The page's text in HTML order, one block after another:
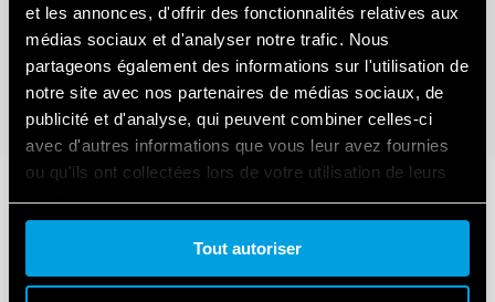
et les annonces, d'offrir des fonctionnalités relatives aux
médias sociaux et d'analyser notre trafic. Nous
partageons également des informations sur l'utilisation de
notre site avec nos partenaires de médias sociaux, de
publicité et d'analyse, qui peuvent combiner celles-ci
avec d'autres informations que vous leur avez fournies
ou qu'ils ont collectées lors de votre utilisation de leurs
services.
Tout autoriser